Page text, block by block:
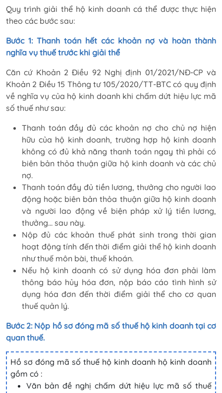
Quy trình giải thể hộ kinh doanh cá thể được thực hiện
theo các bước sau:
Bước 1: Thanh toán hết các khoản nợ và hoàn thành
nghĩa vụ thuế trước khi giải thể
Căn cứ Khoản 2 Điều 92 Nghị định 01/2021/NĐ-CP và
Khoản 2 Điều 15 Thông tư 105/2020/TT-BTC có quy định
về nghĩa vụ của hộ kinh doanh khi chấm dứt hiệu lực mã
số thuế như sau:
Thanh toán đầy đủ các khoản nợ cho chủ nợ hiện
hữu của hộ kinh doanh, trường hợp hộ kinh doanh
không có đủ khả năng thanh toán ngay thì phải có
biên bản thỏa thuận giữa hộ kinh doanh và các chủ
nợ.
Thanh toán đầy đủ tiền lương, thưởng cho người lao
động hoặc biên bản thỏa thuận giữa hộ kinh doanh
và người lao động về biện pháp xử lý tiền lương,
thưởng… sau này.
Nộp đủ các khoản thuế phát sinh trong thời gian
hoạt động tính đến thời điểm giải thể hộ kinh doanh
như thuế môn bài, thuế khoán.
Nếu hộ kinh doanh có sử dụng hóa đơn phải làm
thông báo hủy hóa đơn, nộp báo cáo tình hình sử
dụng hóa đơn đến thời điểm giải thể cho cơ quan
thuế quản lý.
Bước 2: Nộp hồ sơ đóng mã số thuế hộ kinh doanh tại cơ
quan thuế.
Hồ sơ đóng mã số thuế hộ kinh doanh hộ kinh doanh
gồm có :
Văn bản đề nghị chấm dứt hiệu lực mã số thuế